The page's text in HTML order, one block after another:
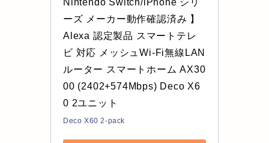
ーズ メーカー動作確認済み 】
Alexa 認定製品 スマートテレ
ビ 対応 メッシュWi-Fi無線LAN
ルーター スマートホーム AX30
00 (2402+574Mbps) Deco X6
0 2ユニット
Deco X60 2-pack